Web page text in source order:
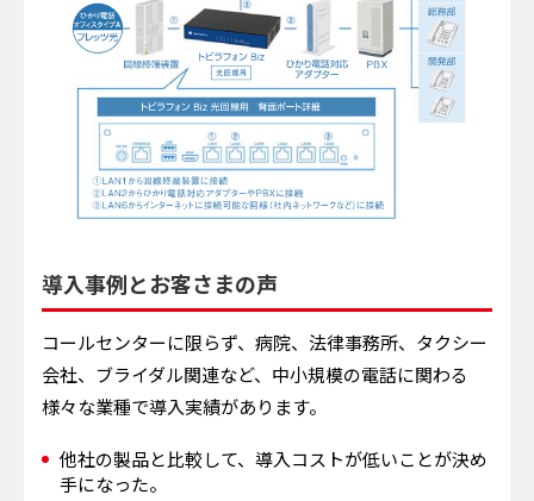
導入事例とお客さまの声
コールセンターに限らず、病院、法律事務所、タクシー
会社、ブライダル関連など、中小規模の電話に関わる
様々な業種で導入実績があります。
他社の製品と比較して、導入コストが低いことが決め
手になった。